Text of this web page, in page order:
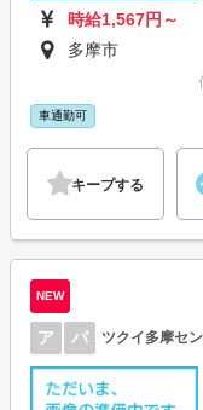
時給1,567円～
多摩市
車通勤可
キープする
NEW
ア パ ツクイ多摩セ